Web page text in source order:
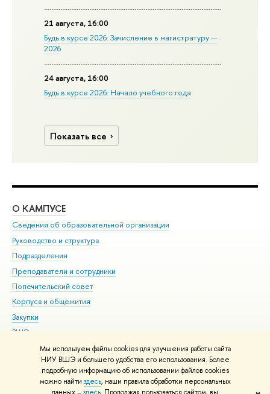
Мы используем файлы cookies для улучшения работы сайта
НИУ ВШЭ и большего удобства его использования. Более
подробную информацию об использовании файлов cookies
можно найти здесь, наши правила обработки персональных
21 августа, 16:00
Будь в курсе 2026: Зачисление в магистратуру —
2026
24 августа, 16:00
Будь в курсе 2026: Начало учебного года
Показать все
О КАМПУСЕ
Сведения об образовательной организации
Руководство и структура
Подразделения
Преподаватели и сотрудники
Попечительский совет
Корпуса и общежития
Закупки
ВШЭ для студентов с ограниченными возможностями
здоровья и инвалидностью
Версия для слабовидящих
Единая платежная страница